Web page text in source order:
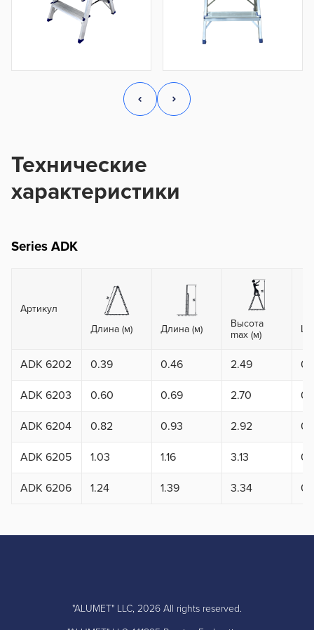
Технические
характеристики
Series ADK
Артикул
Длина (м)
Длина (м)
Высота
max (м)
ADK 6202 0.39 0.46 2.49
ADK 6203 0.60 0.69 2.70
ADK 6204 0.82 0.93 2.92
ADK 6205 1.03 1.16 3.13
ADK 6206 1.24 1.39 3.34
"ALUMET" LLC, 2026 All rights reserved.